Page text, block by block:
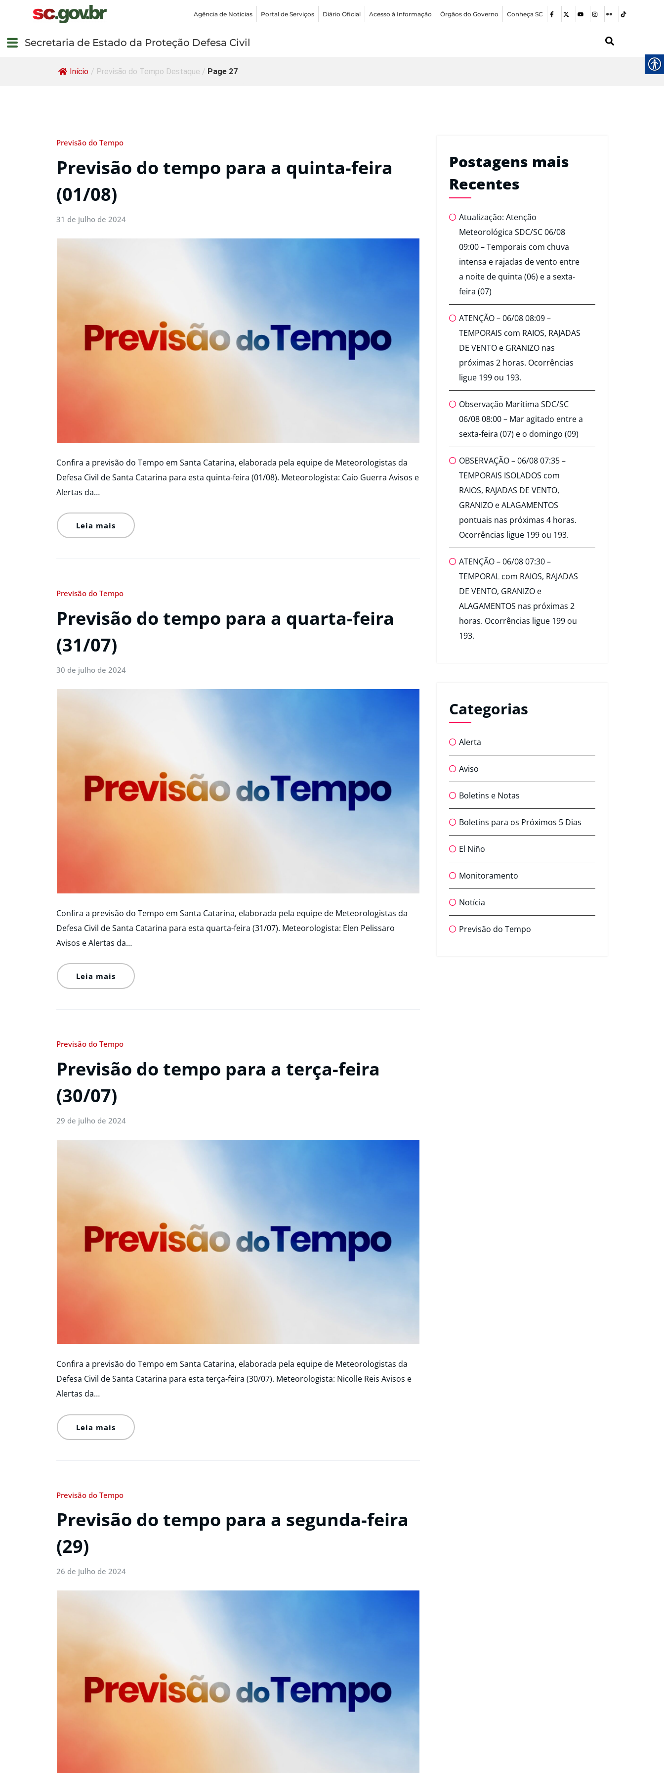
Agência de Notícias Portal de Serviços Diário Oficial Acesso à Informação Órgãos do Governo Conheça SC
Secretaria de Estado da Proteção Defesa Civil
Início / Previsão do Tempo Destaque / Page 27
Previsão do Tempo
Previsão do tempo para a quinta-feira
(01/08)
31 de julho de 2024
Confira a previsão do Tempo em Santa Catarina, elaborada pela equipe de Meteorologistas da
Defesa Civil de Santa Catarina para esta quinta-feira (01/08). Meteorologista: Caio Guerra Avisos e
Alertas da…
Leia mais
Previsão do Tempo
Previsão do tempo para a quarta-feira
(31/07)
30 de julho de 2024
Confira a previsão do Tempo em Santa Catarina, elaborada pela equipe de Meteorologistas da
Defesa Civil de Santa Catarina para esta quarta-feira (31/07). Meteorologista: Elen Pelissaro
Avisos e Alertas da…
Leia mais
Previsão do Tempo
Previsão do tempo para a terça-feira
(30/07)
29 de julho de 2024
Confira a previsão do Tempo em Santa Catarina, elaborada pela equipe de Meteorologistas da
Defesa Civil de Santa Catarina para esta terça-feira (30/07). Meteorologista: Nicolle Reis Avisos e
Alertas da…
Leia mais
Previsão do Tempo
Previsão do tempo para a segunda-feira
(29)
26 de julho de 2024
Postagens mais
Recentes
Atualização: Atenção
Meteorológica SDC/SC 06/08
09:00 – Temporais com chuva
intensa e rajadas de vento entre
a noite de quinta (06) e a sexta-
feira (07)
ATENÇÃO – 06/08 08:09 –
TEMPORAIS com RAIOS, RAJADAS
DE VENTO e GRANIZO nas
próximas 2 horas. Ocorrências
ligue 199 ou 193.
Observação Marítima SDC/SC
06/08 08:00 – Mar agitado entre a
sexta-feira (07) e o domingo (09)
OBSERVAÇÃO – 06/08 07:35 –
TEMPORAIS ISOLADOS com
RAIOS, RAJADAS DE VENTO,
GRANIZO e ALAGAMENTOS
pontuais nas próximas 4 horas.
Ocorrências ligue 199 ou 193.
ATENÇÃO – 06/08 07:30 –
TEMPORAL com RAIOS, RAJADAS
DE VENTO, GRANIZO e
ALAGAMENTOS nas próximas 2
horas. Ocorrências ligue 199 ou
193.
Categorias
Alerta
Aviso
Boletins e Notas
Boletins para os Próximos 5 Dias
El Niño
Monitoramento
Notícia
Previsão do Tempo